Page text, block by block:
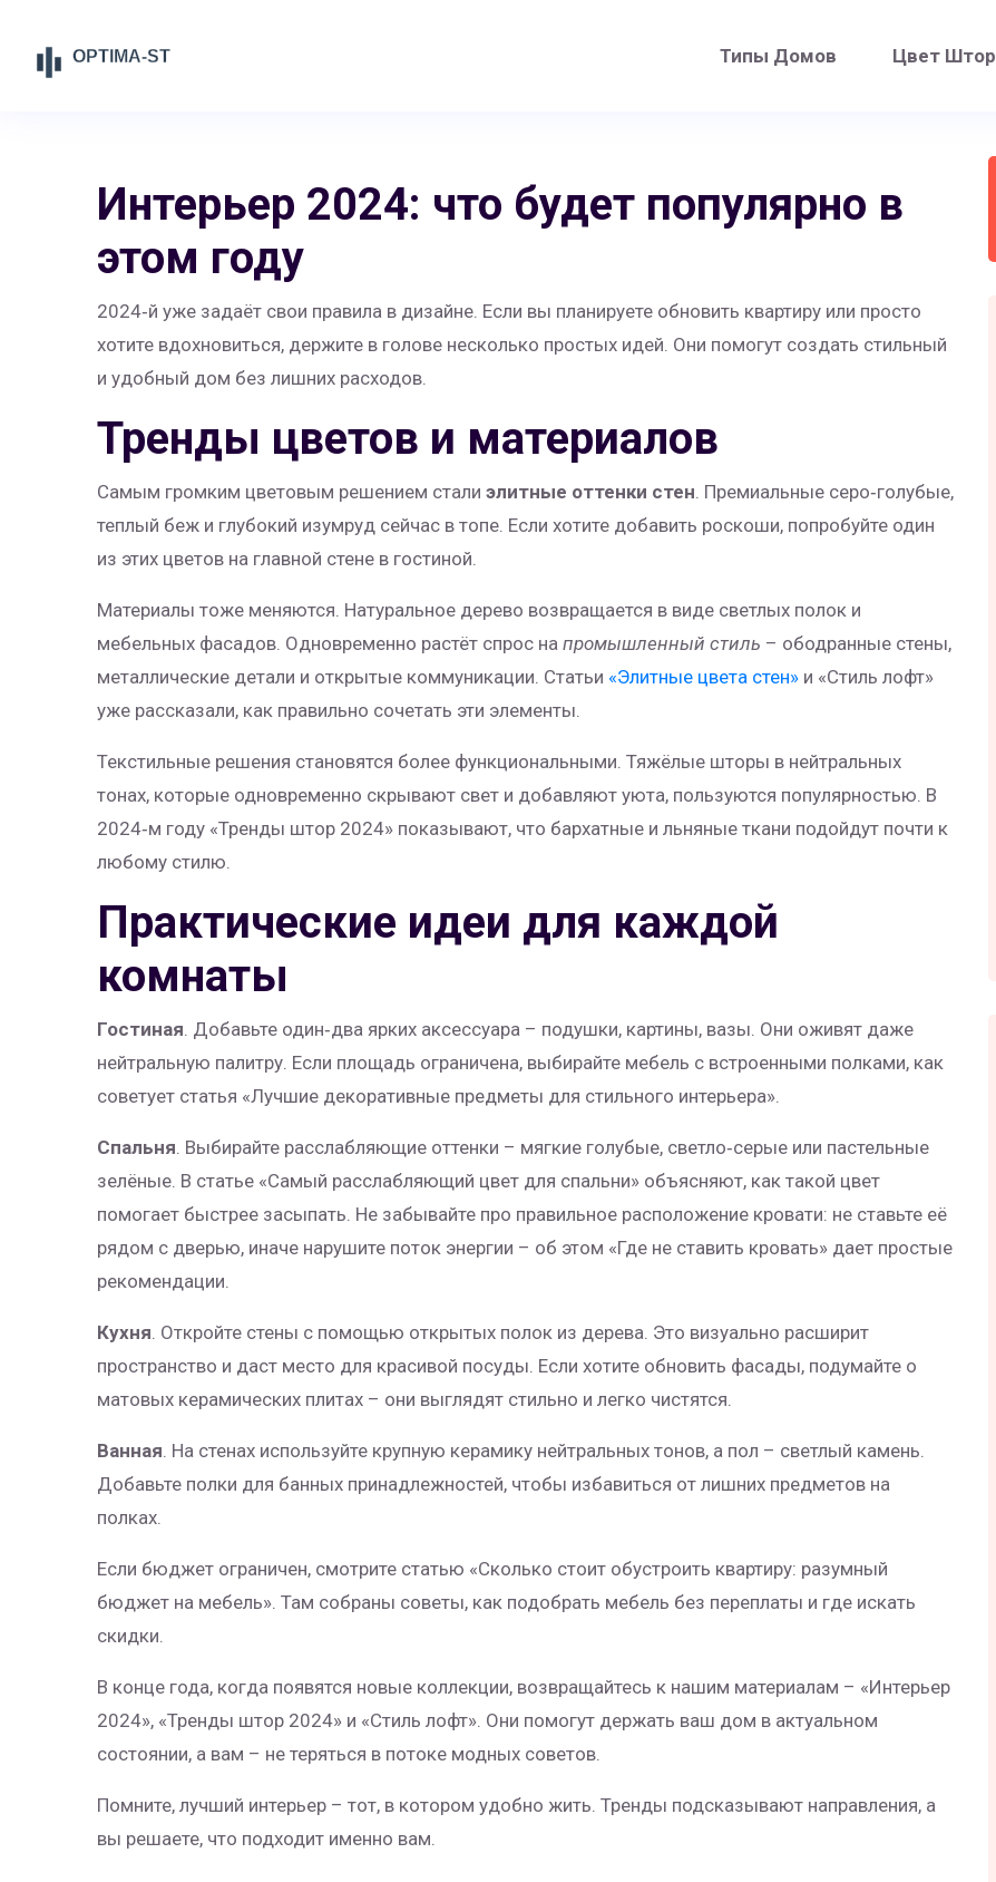
Типы Домов Цвет Штор
Интерьер 2024: что будет популярно в
этом году
2024‑й уже задаёт свои правила в дизайне. Если вы планируете обновить квартиру или просто
хотите вдохновиться, держите в голове несколько простых идей. Они помогут создать стильный
и удобный дом без лишних расходов.
Тренды цветов и материалов
Самым громким цветовым решением стали элитные оттенки стен. Премиальные серо‑голубые,
теплый беж и глубокий изумруд сейчас в топе. Если хотите добавить роскоши, попробуйте один
из этих цветов на главной стене в гостиной.
Материалы тоже меняются. Натуральное дерево возвращается в виде светлых полок и
мебельных фасадов. Одновременно растёт спрос на промышленный стиль – ободранные стены,
металлические детали и открытые коммуникации. Статьи «Элитные цвета стен» и «Стиль лофт»
уже рассказали, как правильно сочетать эти элементы.
Текстильные решения становятся более функциональными. Тяжёлые шторы в нейтральных
тонах, которые одновременно скрывают свет и добавляют уюта, пользуются популярностью. В
2024‑м году «Тренды штор 2024» показывают, что бархатные и льняные ткани подойдут почти к
любому стилю.
Практические идеи для каждой
комнаты
Гостиная. Добавьте один‑два ярких аксессуара – подушки, картины, вазы. Они оживят даже
нейтральную палитру. Если площадь ограничена, выбирайте мебель с встроенными полками, как
советует статья «Лучшие декоративные предметы для стильного интерьера».
Спальня. Выбирайте расслабляющие оттенки – мягкие голубые, светло‑серые или пастельные
зелёные. В статье «Самый расслабляющий цвет для спальни» объясняют, как такой цвет
помогает быстрее засыпать. Не забывайте про правильное расположение кровати: не ставьте её
рядом с дверью, иначе нарушите поток энергии – об этом «Где не ставить кровать» дает простые
рекомендации.
Кухня. Откройте стены с помощью открытых полок из дерева. Это визуально расширит
пространство и даст место для красивой посуды. Если хотите обновить фасады, подумайте о
матовых керамических плитах – они выглядят стильно и легко чистятся.
Ванная. На стенах используйте крупную керамику нейтральных тонов, а пол – светлый камень.
Добавьте полки для банных принадлежностей, чтобы избавиться от лишних предметов на
полках.
Если бюджет ограничен, смотрите статью «Сколько стоит обустроить квартиру: разумный
бюджет на мебель». Там собраны советы, как подобрать мебель без переплаты и где искать
скидки.
В конце года, когда появятся новые коллекции, возвращайтесь к нашим материалам – «Интерьер
2024», «Тренды штор 2024» и «Стиль лофт». Они помогут держать ваш дом в актуальном
состоянии, а вам – не теряться в потоке модных советов.
Помните, лучший интерьер – тот, в котором удобно жить. Тренды подсказывают направления, а
вы решаете, что подходит именно вам.